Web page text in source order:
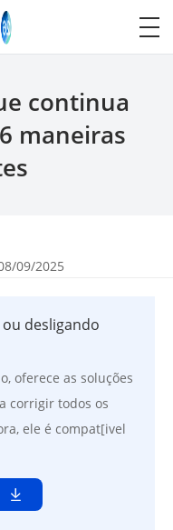
continua
maneiras
09/2025
desligando
oferece as soluções
corrigir todos os
ele é compat[ivel